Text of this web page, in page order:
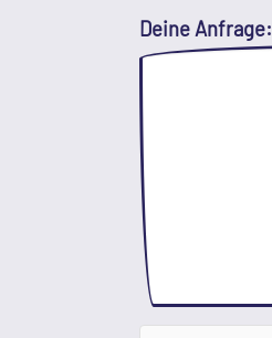
Deine Anfrage: